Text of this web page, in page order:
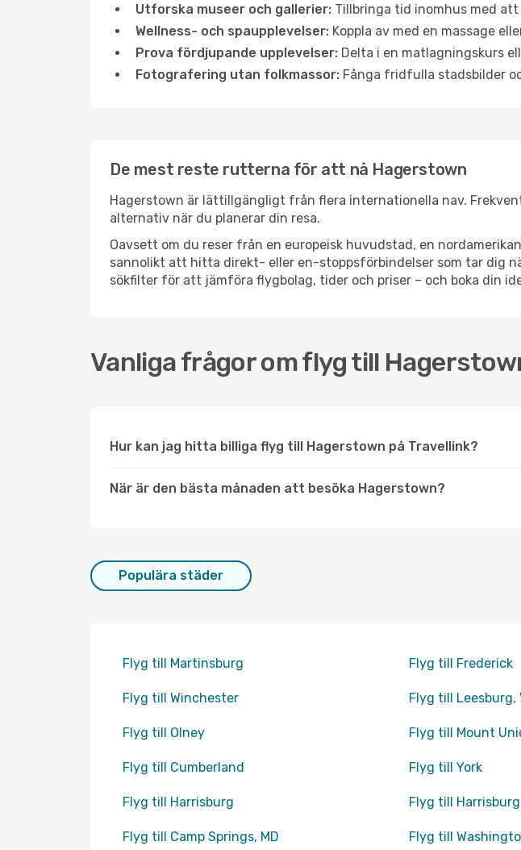
Utforska museer och gallerier: Tillbringa tid inomhus med
Wellness- och spaupplevelser: Koppla av med en massage
Prova fördjupande upplevelser: Delta i en matlagningskurs
Fotografering utan folkmassor: Fånga fridfulla stadsbilder
De mest reste rutterna för att nå Hagerstown
Hagerstown är lättillgängligt från flera internationella nav.
alternativ när du planerar din resa.
Oavsett om du reser från en europeisk huvudstad, en
sannolikt att hitta direkt- eller en-stoppsförbindelser som tar dig
sökfilter för att jämföra flygbolag, tider och priser – och boka din
Vanliga frågor om flyg till
Hur kan jag hitta billiga flyg till Hagerstown på Travellink?
När är den bästa månaden att besöka Hagerstown?
Populära städer
Flyg till Martinsburg Flyg till Frederick
Flyg till Winchester Flyg till Leesburg,
Flyg till Olney Flyg till Mount
Flyg till Cumberland Flyg till York
Flyg till Harrisburg Flyg till Harrisburg
Flyg till Camp Springs, MD Flyg till